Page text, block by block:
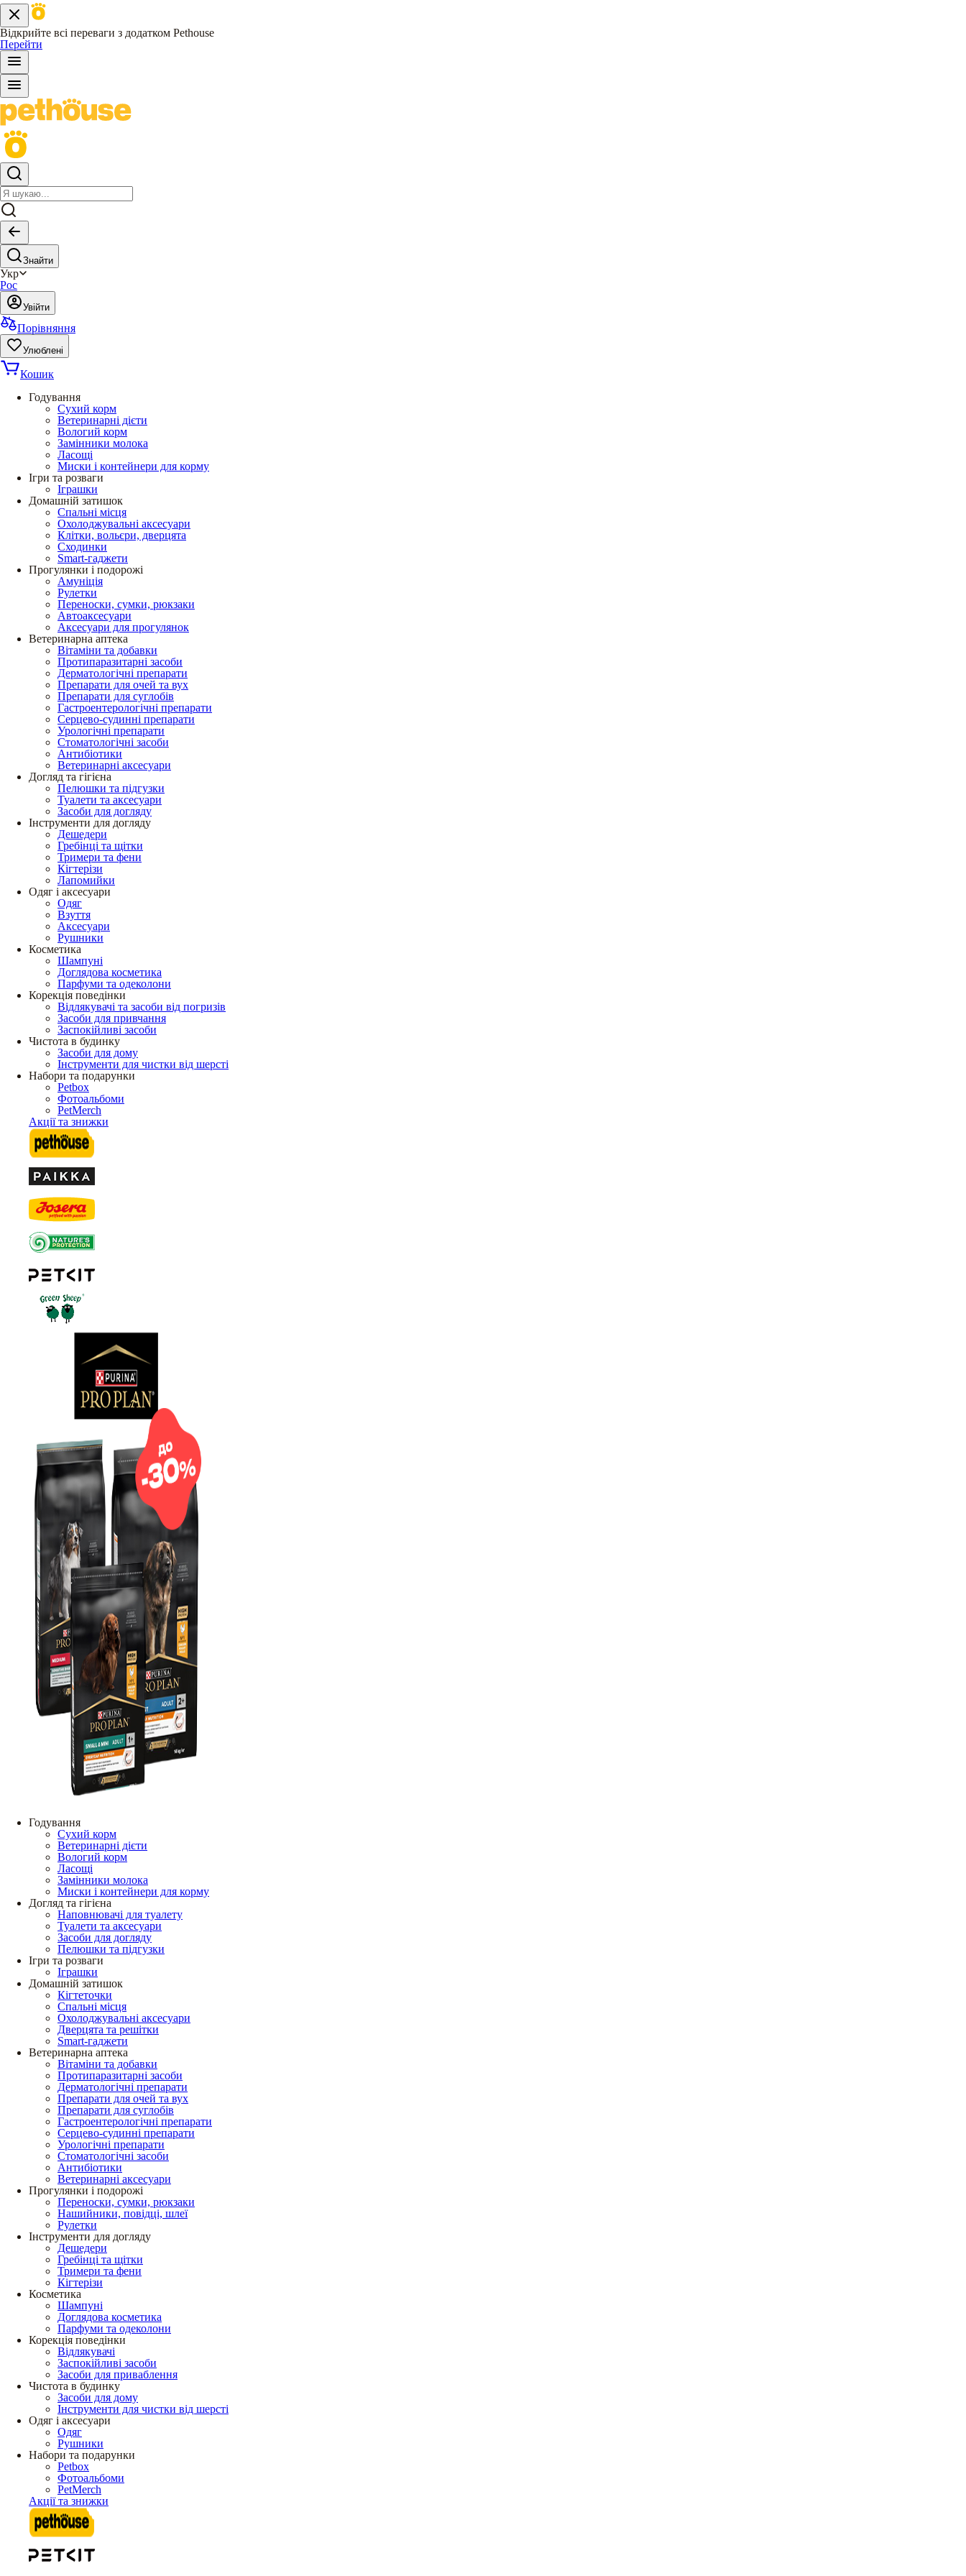
Відкрийте всі переваги з додатком Pethouse
Перейти
Знайти
Укр
Рос
Увійти
Порівняння
Улюблені
Кошик
Годування
Сухий корм
Ветеринарні дієти
Вологий корм
Замінники молока
Ласощі
Миски і контейнери для корму
Ігри та розваги
Іграшки
Домашній затишок
Спальні місця
Охолоджувальні аксесуари
Клітки, вольєри, дверцята
Сходинки
Smart-гаджети
Прогулянки і подорожі
Амуніція
Рулетки
Переноски, сумки, рюкзаки
Автоаксесуари
Аксесуари для прогулянок
Ветеринарна аптека
Вітаміни та добавки
Протипаразитарні засоби
Дерматологічні препарати
Препарати для очей та вух
Препарати для суглобів
Гастроентерологічні препарати
Серцево-судинні препарати
Урологічні препарати
Стоматологічні засоби
Антибіотики
Ветеринарні аксесуари
Догляд та гігієна
Пелюшки та підгузки
Туалети та аксесуари
Засоби для догляду
Інструменти для догляду
Дешедери
Гребінці та щітки
Тримери та фени
Кігтерізи
Лапомийки
Одяг і аксесуари
Одяг
Взуття
Аксесуари
Рушники
Косметика
Шампуні
Доглядова косметика
Парфуми та одеколони
Корекція поведінки
Відлякувачі та засоби від погризів
Засоби для привчання
Заспокійливі засоби
Чистота в будинку
Засоби для дому
Інструменти для чистки від шерсті
Набори та подарунки
Petbox
Фотоальбоми
PetMerch
Акції та знижки
Годування
Сухий корм
Ветеринарні дієти
Вологий корм
Ласощі
Замінники молока
Миски і контейнери для корму
Догляд та гігієна
Наповнювачі для туалету
Туалети та аксесуари
Засоби для догляду
Пелюшки та підгузки
Ігри та розваги
Іграшки
Домашній затишок
Кігтеточки
Спальні місця
Охолоджувальні аксесуари
Дверцята та решітки
Smart-гаджети
Ветеринарна аптека
Вітаміни та добавки
Протипаразитарні засоби
Дерматологічні препарати
Препарати для очей та вух
Препарати для суглобів
Гастроентерологічні препарати
Серцево-судинні препарати
Урологічні препарати
Стоматологічні засоби
Антибіотики
Ветеринарні аксесуари
Прогулянки і подорожі
Переноски, сумки, рюкзаки
Нашийники, повідці, шлеї
Рулетки
Інструменти для догляду
Дешедери
Гребінці та щітки
Тримери та фени
Кігтерізи
Косметика
Шампуні
Доглядова косметика
Парфуми та одеколони
Корекція поведінки
Відлякувачі
Заспокійливі засоби
Засоби для приваблення
Чистота в будинку
Засоби для дому
Інструменти для чистки від шерсті
Одяг і аксесуари
Одяг
Рушники
Набори та подарунки
Petbox
Фотоальбоми
PetMerch
Акції та знижки